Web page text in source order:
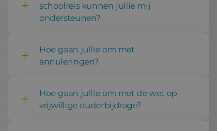
schoolreis kunnen jullie mij
ondersteunen?
vervoer en accommodatie
Hoe gaan jullie om met
annuleringen?
Hoe gaan jullie om met de wet op
vrijwillige ouderbijdrage?